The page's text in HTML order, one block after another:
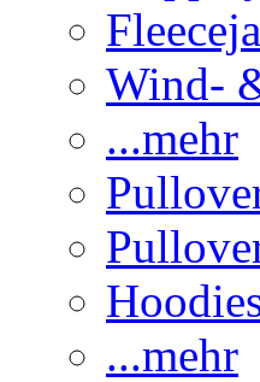
Wind-
...mehr
...mehr